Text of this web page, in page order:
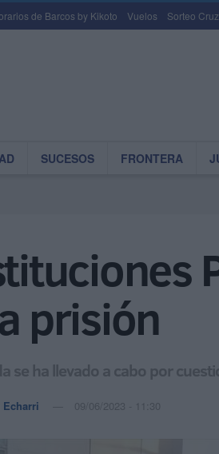
de Barcos by Kikoto Vuelos Sorteo
SUCESOS FRONTERA
prisión
se ha llevado a cabo por
Echarri 09/06/2023 - 11:30